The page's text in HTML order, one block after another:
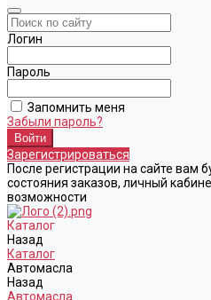
Логин
Пароль
Запомнить меня
Забыли пароль?
Зарегистрироваться
После регистрации на сайте вам
состояния заказов, личный
возможности
Каталог
Назад
Каталог
Автомасла
Назад
Автомасла